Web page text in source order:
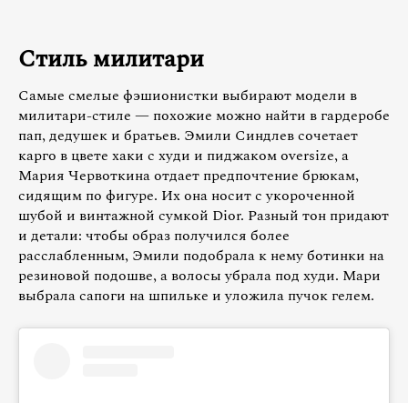
Стиль милитари
Самые смелые фэшионистки выбирают модели в
милитари-стиле — похожие можно найти в гардеробе
пап, дедушек и братьев. Эмили Синдлев сочетает
карго в цвете хаки с худи и пиджаком oversize, а
Мария Червоткина отдает предпочтение брюкам,
сидящим по фигуре. Их она носит с укороченной
шубой и винтажной сумкой Dior. Разный тон придают
и детали: чтобы образ получился более
расслабленным, Эмили подобрала к нему ботинки на
резиновой подошве, а волосы убрала под худи. Мари
выбрала сапоги на шпильке и уложила пучок гелем.